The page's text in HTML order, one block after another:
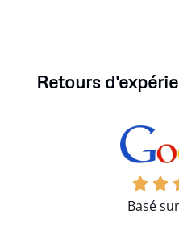
Retours
Basé sur